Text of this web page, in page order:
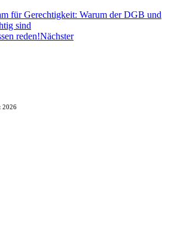
für Gerechtigkeit: Warum der DGB und
sind
reden!Nächster
2026